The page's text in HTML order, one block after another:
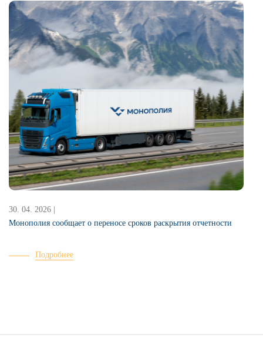
30. 04. 2026 |
Монополия сообщает о переносе сроков раскрытия отчетности
Подробнее